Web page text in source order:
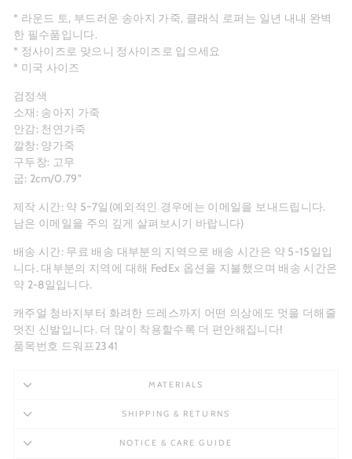
Facebook
X
Pinterest
* 라운드 토, 부드러운 송아지 가죽, 클래식 로퍼는 일년 내내 완벽
한 필수품입니다.
* 정사이즈로 맞으니 정사이즈로 입으세요
* 미국 사이즈
검정색
소재: 송아지 가죽
안감: 천연가죽
깔창: 양가죽
구두창: 고무
굽: 2cm/0.79"
제작 시간: 약 5~7일(예외적인 경우에는 이메일을 보내드립니다.
남은 이메일을 주의 깊게 살펴보시기 바랍니다)
배송 시간: 무료 배송 대부분의 지역으로 배송 시간은 약 5-15일입
니다. 대부분의 지역에 대해 FedEx 옵션을 지불했으며 배송 시간은
약 2-8일입니다.
캐주얼 청바지부터 화려한 드레스까지 어떤 의상에도 멋을 더해줄
멋진 신발입니다. 더 많이 착용할수록 더 편안해집니다!
품목번호 드워프2341
MATERIALS
SHIPPING & RETURNS
NOTICE & CARE GUIDE